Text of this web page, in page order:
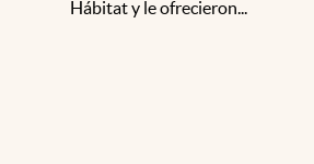
Hábitat y le ofrecieron...